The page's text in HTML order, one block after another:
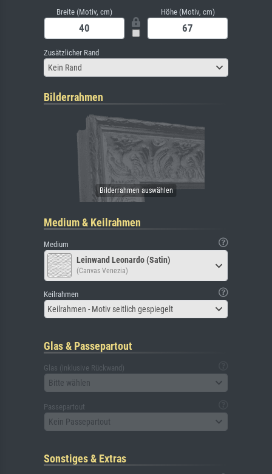
Breite (Motiv, cm) Höhe (Motiv, cm)
Zusätzlicher Rand
Kein Rand
Bilderrahmen
Medium & Keilrahmen
Medium
Leinwand Leonardo (Satin)
(Canvas Venezia)
Keilrahmen
Keilrahmen - Motiv seitlich gespiegelt
Glas & Passepartout
Glas (inklusive Rückwand)
Bitte wählen
Passepartout
Kein Passepartout
Sonstiges & Extras